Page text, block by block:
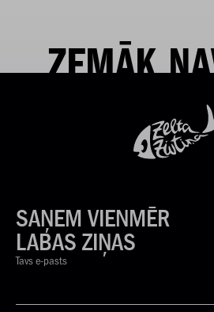
ZEMĀK
SAŅEM VIENMĒR
LABAS ZIŅAS
Tavs e-pasts